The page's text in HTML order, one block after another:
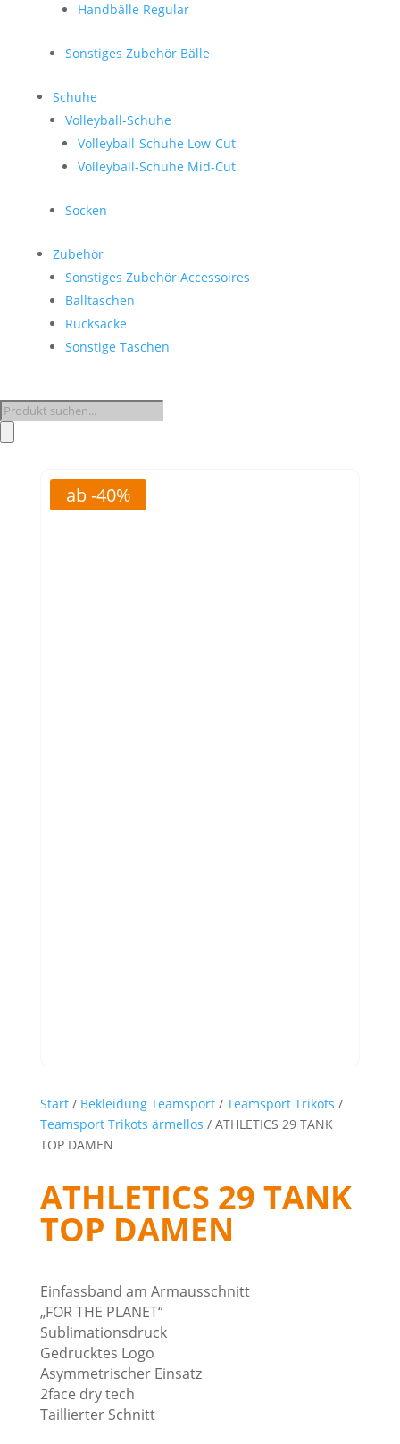
Handbälle Regular
Sonstiges Zubehör Bälle
Schuhe
Volleyball-Schuhe
Volleyball-Schuhe Low-Cut
Volleyball-Schuhe Mid-Cut
Socken
Zubehör
Sonstiges Zubehör Accessoires
Balltaschen
Rucksäcke
Sonstige Taschen
Products
search
ab -40%
Start/ Bekleidung Teamsport/ Teamsport Trikots /
Teamsport Trikots ärmellos / ATHLETICS 29 TANK
TOP DAMEN
ATHLETICS 29 TANK
TOP DAMEN
Einfassband am Armausschnitt
„FOR THE PLANET“
Sublimationsdruck
Gedrucktes Logo
Asymmetrischer Einsatz
2face dry tech
Taillierter Schnitt